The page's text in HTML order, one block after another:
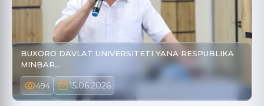
BUXORO DAVLAT UNIVERSITETI YANA RESPUBLIKA
MINBAR…
494 15.06.2026